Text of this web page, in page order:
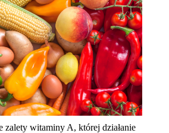
zalety witaminy A, której działanie